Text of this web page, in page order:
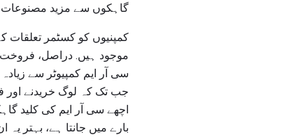
گاہکوں سے مزید مصنوعات
کمپنیوں کو کسٹمر تعلقات
موجود ہیں. دراصل، فروخت
سی آر ایم کمپیوٹر سے
جب تک کہ لوگ خریدنے اور
اچھے سی آر ایم کی کلید
بارے میں جانتا ہے، بہتر